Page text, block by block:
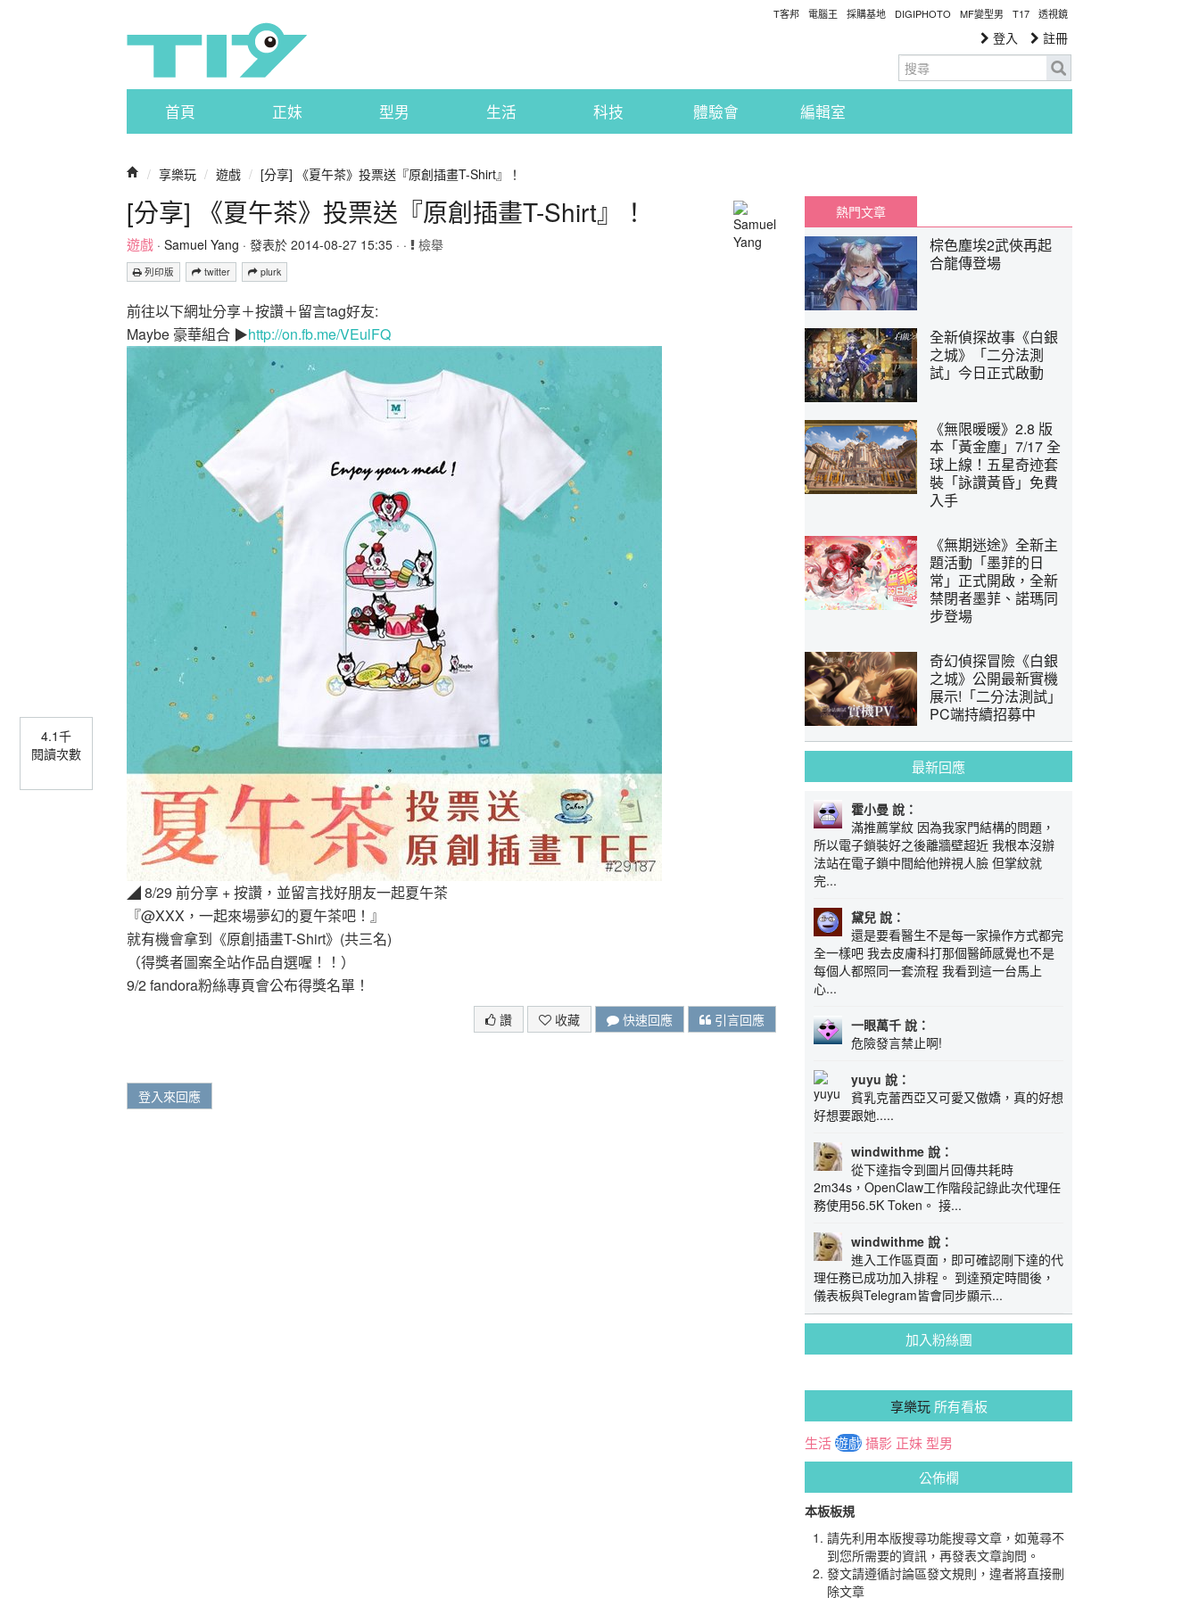
T客邦 電腦王 採購基地 DIGIPHOTO MF變型男 T17 透視鏡
登入 註冊
首頁 正妹 型男 生活 科技 體驗會 編輯室
/ 享樂玩 / 遊戲 / [分享] 《夏午茶》投票送『原創插畫T-Shirt』！
[分享] 《夏午茶》投票送『原創插畫T-Shirt』！
遊戲 · Samuel Yang · 發表於 2014-08-27 15:35 · · 檢舉
列印版 twitter plurk
4.1千
閱讀次數
前往以下網址分享＋按讚＋留言tag好友:
Maybe 豪華組合 ▶http://on.fb.me/VEulFQ
◢ 8/29 前分享 + 按讚，並留言找好朋友一起夏午茶
『@XXX，一起來場夢幻的夏午茶吧！』
就有機會拿到《原創插畫T-Shirt》(共三名)
（得獎者圖案全站作品自選喔！！）
9/2 fandora粉絲專頁會公布得獎名單！
讚 收藏 快速回應 引言回應
登入來回應
熱門文章
棕色塵埃2武俠再起
合龍傳登場
全新偵探故事《白銀
之城》「二分法測
試」今日正式啟動
《無限暖暖》2.8 版
本「黃金塵」7/17 全
球上線！五星奇迹套
裝「詠讚黃昏」免費
入手
《無期迷途》全新主
題活動「墨菲的日
常」正式開啟，全新
禁閉者墨菲、諾瑪同
步登場
奇幻偵探冒險《白銀
之城》公開最新實機
展示!「二分法測試」
PC端持續招募中
最新回應
霍小曼 說：
滿推薦掌紋 因為我家門結構的問題，
所以電子鎖裝好之後離牆壁超近 我根本沒辦
法站在電子鎖中間給他辨視人臉 但掌紋就
完...
黛兒 說：
還是要看醫生不是每一家操作方式都完
全一樣吧 我去皮膚科打那個醫師感覺也不是
每個人都照同一套流程 我看到這一台馬上
心...
一眼萬千 說：
危險發言禁止啊!
yuyu 說：
貧乳克蕾西亞又可愛又傲嬌，真的好想
好想要跟她.....
windwithme 說：
從下達指令到圖片回傳共耗時
2m34s，OpenClaw工作階段記錄此次代理任
務使用56.5K Token。 接...
windwithme 說：
進入工作區頁面，即可確認剛下達的代
理任務已成功加入排程。 到達預定時間後，
儀表板與Telegram皆會同步顯示...
加入粉絲團
享樂玩所有看板
生活遊戲攝影 正妹 型男
公佈欄
本板板規
請先利用本版搜尋功能搜尋文章，如蒐尋不
到您所需要的資訊，再發表文章詢問。
發文請遵循討論區發文規則，違者將直接刪
除文章